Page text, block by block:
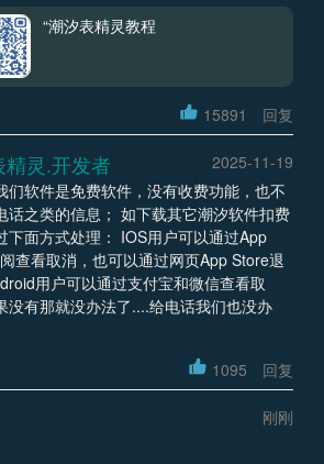
“潮汐表精灵教程
15891 回复
精灵.开发者
2025-11-19
们软件是免费软件，没有收费功能，也不
话之类的信息； 如下载其它潮汐软件扣费
下面方式处理： IOS用户可以通过App
查看取消，也可以通过网页App Store退
用户可以通过支付宝和微信查看取
没有那就没办法了....给电话我们也没办
1095 回复
刚刚